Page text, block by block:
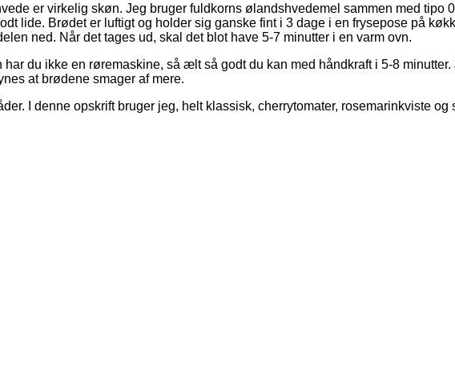
er virkelig skøn. Jeg bruger fuldkorns ølandshvedemel sammen med tipo
lide. Brødet er luftigt og holder sig ganske fint i 3 dage i en frysepose på
ned. Når det tages ud, skal det blot have 5-7 minutter i en varm ovn.
du ikke en røremaskine, så ælt så godt du kan med håndkraft i 5-8
at brødene smager af mere.
I denne opskrift bruger jeg, helt klassisk, cherrytomater, rosemarinkviste